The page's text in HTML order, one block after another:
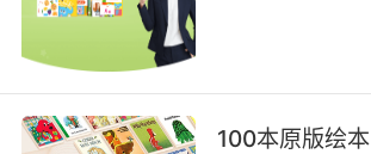
8. Il faut que nous
avons créé.
我们必须要守护自己亲手创造的一切
100本原版绘本